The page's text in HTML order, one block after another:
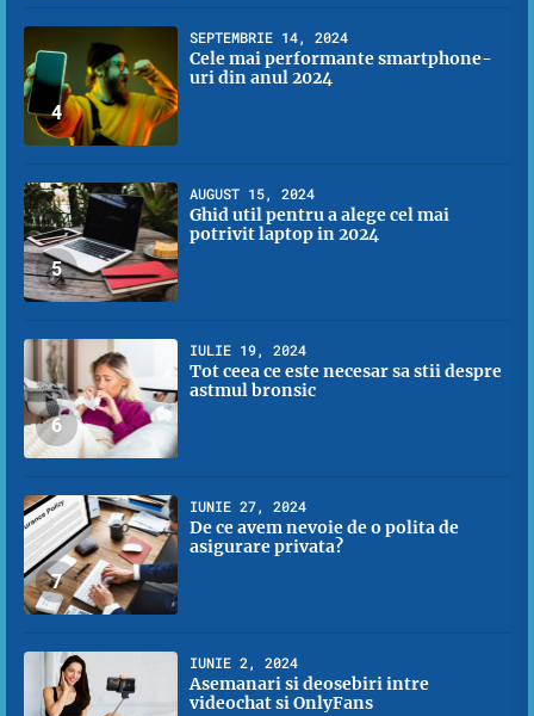
4
SEPTEMBRIE 14, 2024
Cele mai performante smartphone-
uri din anul 2024
5
AUGUST 15, 2024
Ghid util pentru a alege cel mai
potrivit laptop in 2024
6
IULIE 19, 2024
Tot ceea ce este necesar sa stii despre
astmul bronsic
7
IUNIE 27, 2024
De ce avem nevoie de o polita de
asigurare privata?
IUNIE 2, 2024
Asemanari si deosebiri intre
videochat si OnlyFans